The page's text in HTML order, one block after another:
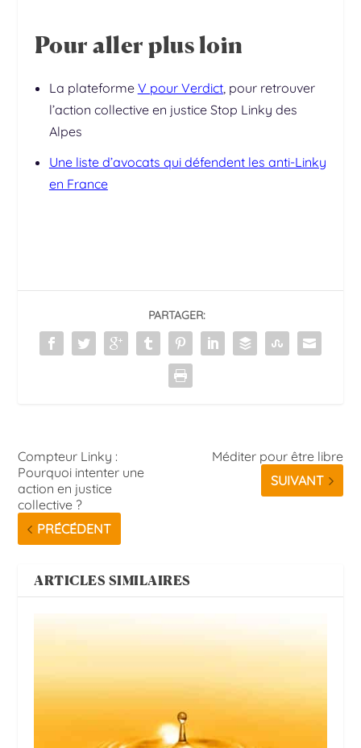
Pour aller plus loin
La plateforme V pour Verdict, pour retrouver
l’action collective en justice Stop Linky des
Alpes
Une liste d’avocats qui défendent les anti-Linky
en France
PARTAGER:
Compteur Linky :
Pourquoi intenter une
action en justice
collective ?
PRÉCÉDENT
Méditer pour être libre
SUIVANT
ARTICLES SIMILAIRES